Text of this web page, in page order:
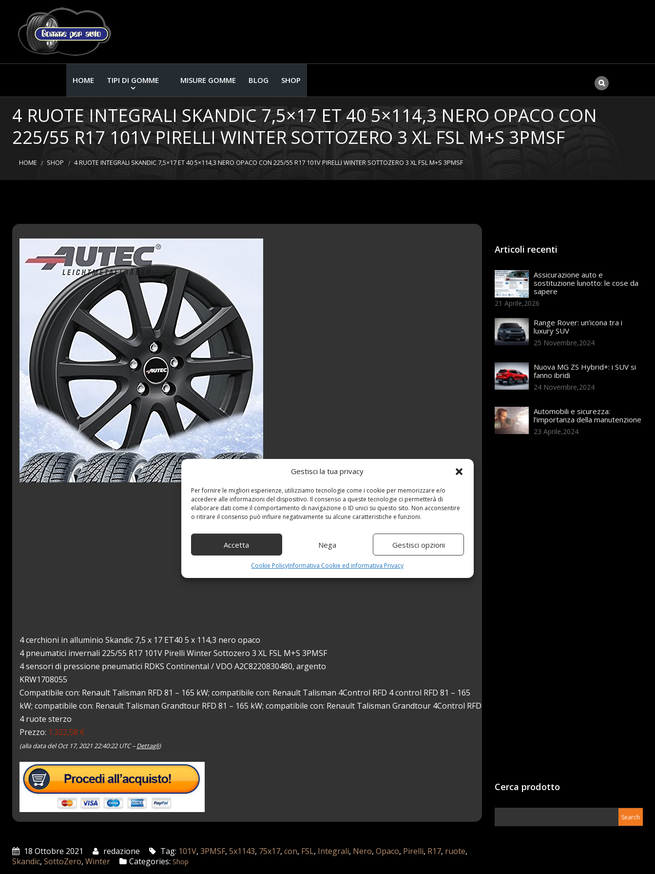
Gestisci la tua privacy
Per fornire le migliori esperienze, utilizziamo tecnologie come i cookie per memorizzare e/o
accedere alle informazioni del dispositivo. Il consenso a queste tecnologie ci permetterà di
elaborare dati come il comportamento di navigazione o ID unici su questo sito. Non acconsentire
o ritirare il consenso può influire negativamente su alcune caratteristiche e funzioni.
Accetta Nega Gestisci opzioni
Cookie PolicyInformativa Cookie ed informativa Privacy
HOME TIPI DI GOMME MISURE GOMME BLOG SHOP
4 RUOTE INTEGRALI SKANDIC 7,5×17 ET 40 5×114,3 NERO OPACO CON
225/55 R17 101V PIRELLI WINTER SOTTOZERO 3 XL FSL M+S 3PMSF
HOME SHOP 4 RUOTE INTEGRALI SKANDIC 7,5×17 ET 40 5×114,3 NERO OPACO CON 225/55 R17 101V PIRELLI WINTER SOTTOZERO 3 XL FSL M+S 3PMSF
4 cerchioni in alluminio Skandic 7,5 x 17 ET40 5 x 114,3 nero opaco
4 pneumatici invernali 225/55 R17 101V Pirelli Winter Sottozero 3 XL FSL M+S 3PMSF
4 sensori di pressione pneumatici RDKS Continental / VDO A2C8220830480, argento
KRW1708055
Compatibile con: Renault Talisman RFD 81 – 165 kW; compatibile con: Renault Talisman 4Control RFD 4 control RFD 81 – 165
kW; compatibile con: Renault Talisman Grandtour RFD 81 – 165 kW; compatibile con: Renault Talisman Grandtour 4Control RFD
4 ruote sterzo
Prezzo: 1.322,58 €
(alla data del Oct 17, 2021 22:40:22 UTC –Dettagli)
18 Ottobre 2021 redazione Tag: 101V,3PMSF,5x1143, 75x17,con, FSL, Integrali, Nero,Opaco, Pirelli, R17, ruote,
Skandic,SottoZero,Winter Categories: Shop
Articoli recenti
Assicurazione auto e
sostituzione lunotto: le cose da
sapere
21 Aprile,2026
Range Rover: un’icona tra i
luxury SUV
25 Novembre,2024
Nuova MG ZS Hybrid+: i SUV si
fanno ibridi
24 Novembre,2024
Automobili e sicurezza:
l’importanza della manutenzione
23 Aprile,2024
Cerca prodotto